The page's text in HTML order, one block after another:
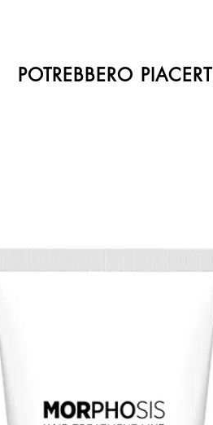
POTREBBERO PIACERTI